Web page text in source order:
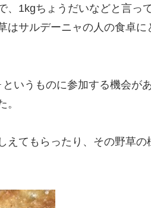
1kgちょうだいなどと言っ
サルデーニャの人の食卓に
いうものに参加する機会が
てもらったり、その野草の